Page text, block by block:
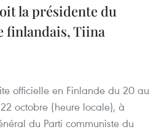
la présidente du
finlandais, Tiina
officielle en Finlande du 20 au
octobre (heure locale), à
du Parti communiste du